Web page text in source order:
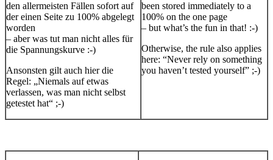
den allermeisten Fällen sofort auf
der einen Seite zu 100% abgelegt
worden
– aber was tut man nicht alles für
die Spannungskurve :-)
Ansonsten gilt auch hier die
Regel: „Niemals auf etwas
verlassen, was man nicht selbst
getestet hat“ ;-)
been stored immediately to a
100% on the one page
– but what’s the fun in that! :-)
Otherwise, the rule also applies
here: “Never rely on something
you haven’t tested yourself” ;-)